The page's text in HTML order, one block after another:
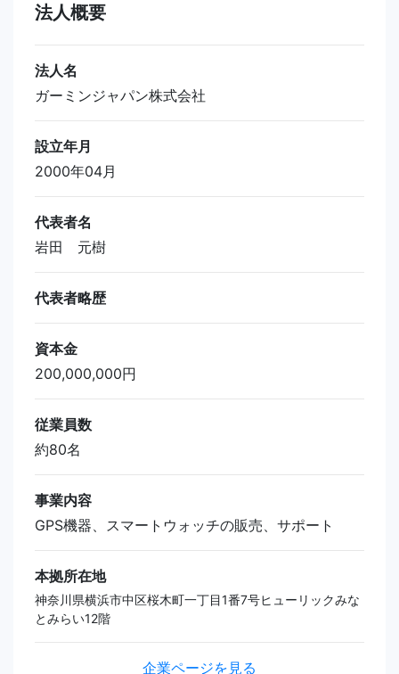
法人概要
法人名
ガーミンジャパン株式会社
設立年月
2000年04月
代表者名
岩田 元樹
代表者略歴
資本金
200,000,000円
従業員数
約80名
事業内容
GPS機器、スマートウォッチの販売、サポート
本拠所在地
神奈川県横浜市中区桜木町一丁目1番7号ヒューリックみな
とみらい12階
企業ページを見る